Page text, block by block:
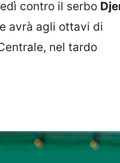
contro il serbo
avrà agli ottavi di
nel tardo